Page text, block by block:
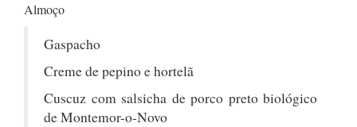
Almoço
Gaspacho
Creme de pepino e hortelã
Cuscuz com salsicha de porco preto biológico
de Montemor-o-Novo